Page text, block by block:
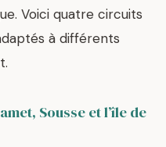
Voici quatre circuits
à différents
Sousse et l’île de